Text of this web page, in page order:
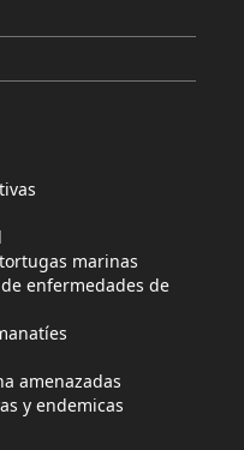
marinas
enfermedades de
amenazadas
y endemicas